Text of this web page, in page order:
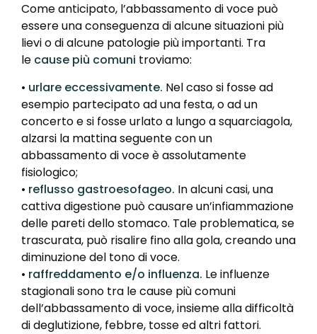
Come anticipato, l’abbassamento di voce può
essere una conseguenza di alcune situazioni più
lievi o di alcune patologie più importanti. Tra
le cause più comuni troviamo:
• urlare eccessivamente. Nel caso si fosse ad
esempio partecipato ad una festa, o ad un
concerto e si fosse urlato a lungo a squarciagola,
alzarsi la mattina seguente con un
abbassamento di voce è assolutamente
fisiologico;
• reflusso gastroesofageo. In alcuni casi, una
cattiva digestione può causare un’infiammazione
delle pareti dello stomaco. Tale problematica, se
trascurata, può risalire fino alla gola, creando una
diminuzione del tono di voce.
• raffreddamento e/o influenza. Le influenze
stagionali sono tra le cause più comuni
dell’abbassamento di voce, insieme alla difficoltà
di deglutizione, febbre, tosse ed altri fattori.